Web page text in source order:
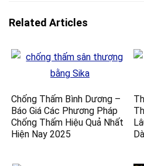
Related Articles
Chống Thấm Bình Dương –
Báo Giá Các Phương Pháp
Chống Thấm Hiệu Quả Nhất
Hiện Nay 2025